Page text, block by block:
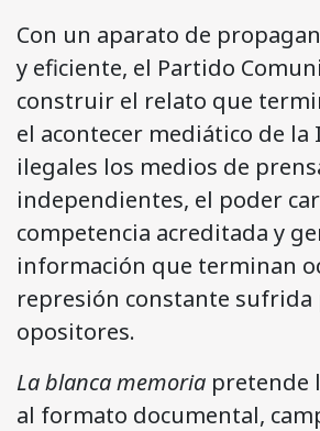
Con un aparato de
y eficiente, el Partido
construir el relato que
el acontecer mediático de la
ilegales los medios de
independientes, el poder
competencia acreditada y
información que terminan
represión constante sufrida
opositores.
La blanca memoria pretende
al formato documental,